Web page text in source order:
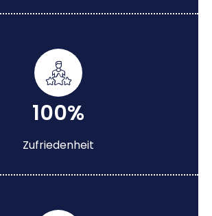
100%
Zufriedenheit